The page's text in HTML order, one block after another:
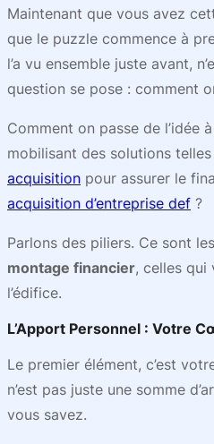
Maintenant que vous avez
que le puzzle commence à
l’a vu ensemble juste avant,
question se pose : comment
Comment on passe de l’idée
mobilisant des solutions
acquisition pour assurer le
acquisition d’entreprise def ?
Parlons des piliers. Ce sont
montage financier, celles
l’édifice.
L’Apport Personnel : Votre
Le premier élément, c’est
n’est pas juste une somme
vous savez.